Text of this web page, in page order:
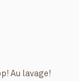
Au lavage!